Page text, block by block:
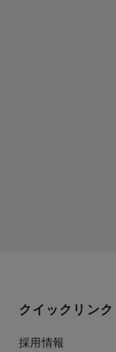
クイックリンク
採用情報